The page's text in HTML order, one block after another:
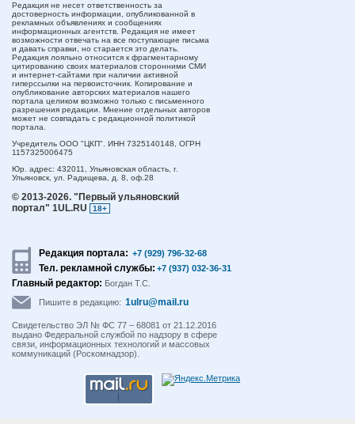
Редакция не несет ответственность за
достоверность информации, опубликованной в
рекламных объявлениях и сообщениях
информационных агентств. Редакция не имеет
возможности отвечать на все поступающие письма
и давать справки, но старается это делать.
Редакция лояльно относится к фрагментарному
цитированию своих материалов сторонними СМИ
и интернет-сайтами при наличии активной
гиперссылки на первоисточник. Копирование и
опубликование авторских материалов нашего
портала целиком возможно только с письменного
разрешения редакции. Мнение отдельных авторов
может не совпадать с редакционной политикой
портала.
Учредитель ООО "ЦКП". ИНН 7325140148, ОГРН
1157325006475
Юр. адрес: 432011, Ульяновская область, г.
Ульяновск, ул. Радищева, д. 8, оф.28
© 2013-2026. "Первый ульяновский
портал" 1UL.RU
18+
Редакция портала: +7 (929) 796-32-68
Тел. рекламной службы: +7 (937) 032-36-31
Главный редактор: Богдан Т.С.
Пишите в редакцию: 1ulru@mail.ru
Свидетельство ЭЛ № ФС 77 – 68081 от 21.12.2016
выдано Федеральной службой по надзору в сфере
связи, информационных технологий и массовых
коммуникаций (Роскомнадзор).